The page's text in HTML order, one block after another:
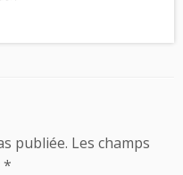
publiée. Les champs
*